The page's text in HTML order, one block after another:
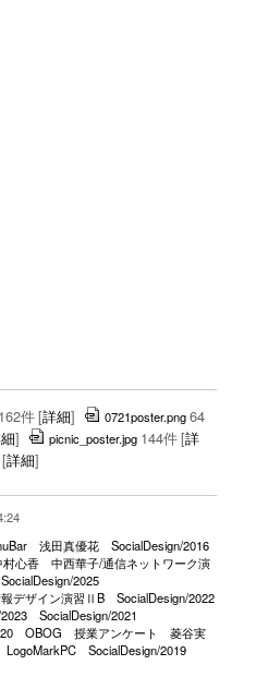
162件[詳細] 0721poster.png64
] picnic_poster.jpg 144件[詳
[詳細]
浅田真優花
SocialDesign/2016
村心香
中西華子/通信ネットワーク演
SocialDesign/2025
デザイン演習ⅡB
SocialDesign/2022
SocialDesign/2021
OBOG 授業アンケート
菱谷実
LogoMarkPC
SocialDesign/2019